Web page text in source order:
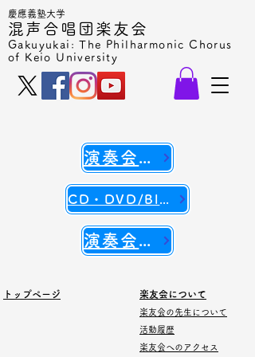
慶應義塾大学
混声合唱団楽友会
Gakuyukai: The Philharmonic Chorus
of Keio University
演奏会チケット
演奏会の動画
​トップページ 楽友会について
楽友会の先生について
活動履歴
​​楽友会へのアクセス